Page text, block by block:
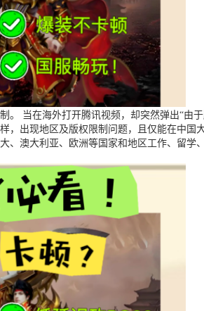
当在海外打开腾讯视频，却突然弹出“
，出现地区及版权限制问题，且仅能在中
澳大利亚、欧洲等国家和地区工作、留学